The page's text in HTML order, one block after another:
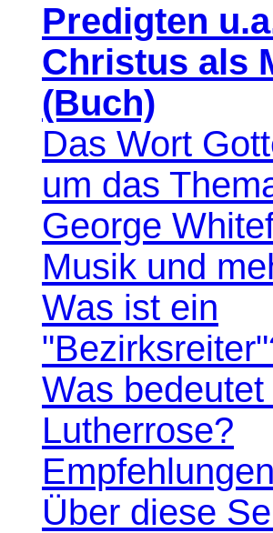
Predigten
Christus als
(Buch)
Das Wort
um das
George
Musik und
Was ist ein
Was bedeutet
Lutherrose?
Über diese